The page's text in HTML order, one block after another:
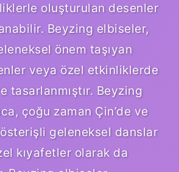
oluşturulan desenler
Beyzing elbiseler,
önem taşıyan
veya özel etkinliklerde
tasarlanmıştır. Beyzing
çoğu zaman Çin’de ve
geleneksel danslar
kıyafetler olarak da